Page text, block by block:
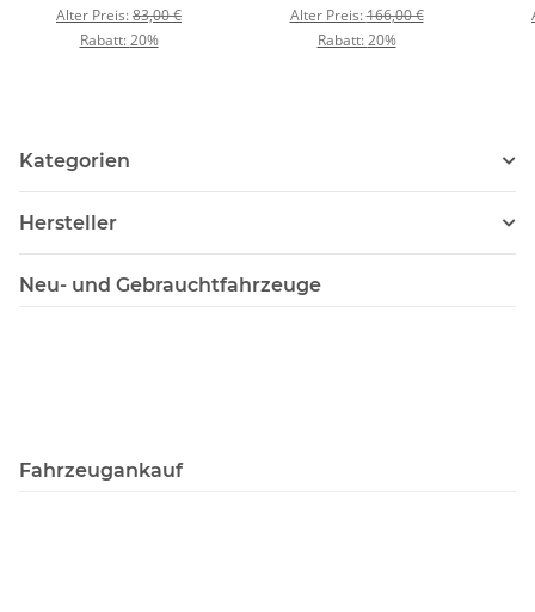
Alter Preis:83,00 €
Rabatt:20%
Alter Preis:166,00 €
Rabatt:20%
Kategorien
Hersteller
Neu- und Gebrauchtfahrzeuge
Fahrzeugankauf